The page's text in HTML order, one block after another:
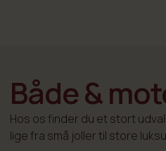
Både &
Hos os finder du et stort
lige fra små joller til store